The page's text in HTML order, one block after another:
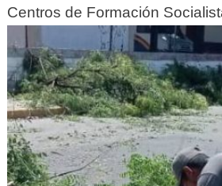
Centros de Formación